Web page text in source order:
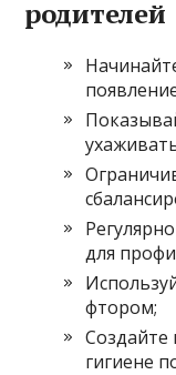
родителей
для
фтором;
гигиене